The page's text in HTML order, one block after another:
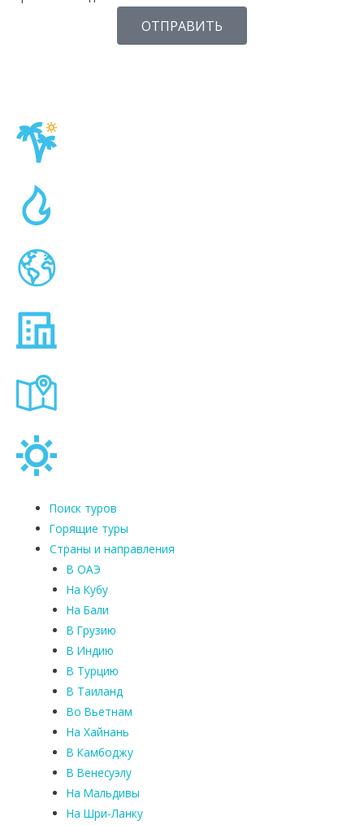
ОТПРАВИТЬ
Поиск туров
Горящие туры
Страны и направления
В ОАЭ
На Кубу
На Бали
В Грузию
В Индию
В Турцию
В Таиланд
Во Вьетнам
На Хайнань
В Камбоджу
В Венесуэлу
На Мальдивы
На Шри-Ланку